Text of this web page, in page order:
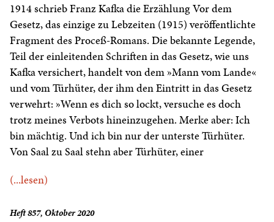
1914 schrieb Franz Kafka die Erzählung Vor dem
Gesetz, das einzige zu Lebzeiten (1915) veröffentlichte
Fragment des Proceß-Romans. Die bekannte Legende,
Teil der einleitenden Schriften in das Gesetz, wie uns
Kafka versichert, handelt von dem »Mann vom Lande«
und vom Türhüter, der ihm den Eintritt in das Gesetz
verwehrt: »Wenn es dich so lockt, versuche es doch
trotz meines Verbots hineinzugehen. Merke aber: Ich
bin mächtig. Und ich bin nur der unterste Türhüter.
Von Saal zu Saal stehn aber Türhüter, einer
(...lesen)
Heft 857, Oktober 2020